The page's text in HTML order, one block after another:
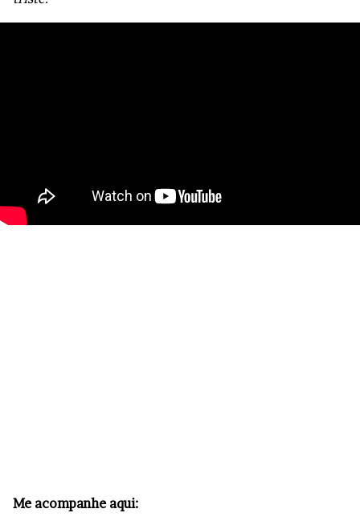
Me acompanhe aqui: